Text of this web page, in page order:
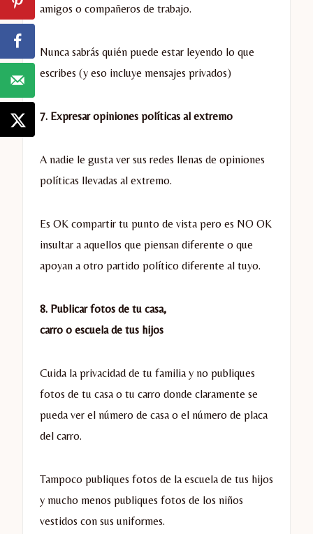
amigos o compañeros de trabajo.
Nunca sabrás quién puede estar leyendo lo que
escribes (y eso incluye mensajes privados)
7. Expresar opiniones políticas al extremo
A nadie le gusta ver sus redes llenas de opiniones
políticas llevadas al extremo.
Es OK compartir tu punto de vista pero es NO OK
insultar a aquellos que piensan diferente o que
apoyan a otro partido político diferente al tuyo.
8. Publicar fotos de tu casa,
carro o escuela de tus hijos
Cuida la privacidad de tu familia y no publiques
fotos de tu casa o tu carro donde claramente se
pueda ver el número de casa o el número de placa
del carro.
Tampoco publiques fotos de la escuela de tus hijos
y mucho menos publiques fotos de los niños
vestidos con sus uniformes.